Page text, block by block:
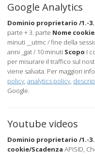
Google Analytics
Dominio proprietario /1.-
parte + 3. parte Nome
minuti __utmc / fine della
anni _gat / 10 minuti Scopo I
per misurare il traffico sul
viene salvata. Per maggiori
policy, analytics policy,
Google.
Youtube videos
Dominio proprietario /1.-
cookie/Scadenza APISID,